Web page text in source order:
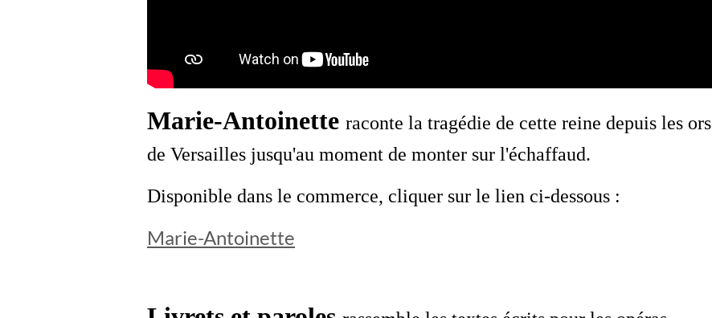
Marie-Antoinette raconte la tragédie de cette reine depuis les ors
de Versailles jusqu'au moment de monter sur l'échaffaud.
Disponible dans le commerce, cliquer sur le lien ci-dessous :
Marie-Antoinette